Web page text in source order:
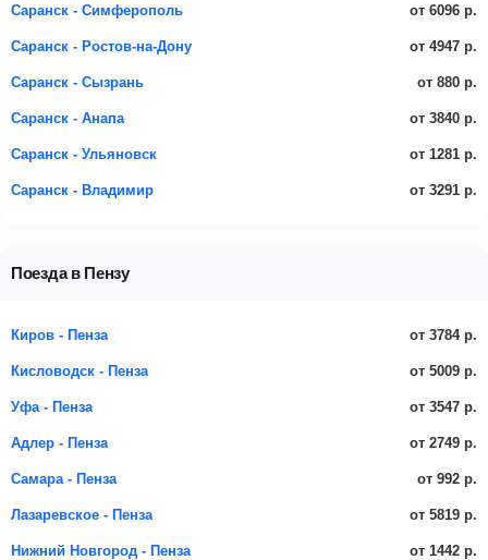
Саранск - Симферополь от 6096 р.
Саранск - Ростов-на-Дону от 4947 р.
Саранск - Сызрань от 880 р.
Саранск - Анапа от 3840 р.
Саранск - Ульяновск от 1281 р.
Саранск - Владимир от 3291 р.
Поезда в Пензу
Киров - Пенза от 3784 р.
Кисловодск - Пенза от 5009 р.
Уфа - Пенза от 3547 р.
Адлер - Пенза от 2749 р.
Самара - Пенза от 992 р.
Лазаревское - Пенза от 5819 р.
Нижний Новгород - Пенза от 1442 р.